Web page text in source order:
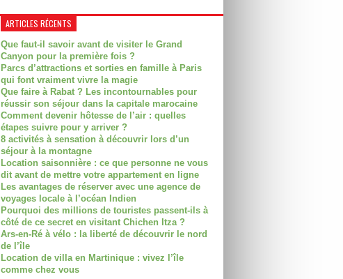
ARTICLES RÉCENTS
Que faut-il savoir avant de visiter le Grand
Canyon pour la première fois ?
Parcs d’attractions et sorties en famille à Paris
qui font vraiment vivre la magie
Que faire à Rabat ? Les incontournables pour
réussir son séjour dans la capitale marocaine
Comment devenir hôtesse de l’air : quelles
étapes suivre pour y arriver ?
8 activités à sensation à découvrir lors d’un
séjour à la montagne
Location saisonnière : ce que personne ne vous
dit avant de mettre votre appartement en ligne
Les avantages de réserver avec une agence de
voyages locale à l’océan Indien
Pourquoi des millions de touristes passent-ils à
côté de ce secret en visitant Chichen Itza ?
Ars-en-Ré à vélo : la liberté de découvrir le nord
de l’île
Location de villa en Martinique : vivez l’île
comme chez vous